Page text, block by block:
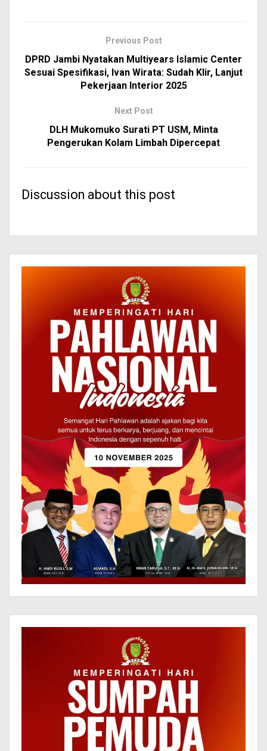
Previous Post
DPRD Jambi Nyatakan Multiyears Islamic Center
Sesuai Spesifikasi, Ivan Wirata: Sudah Klir, Lanjut
Pekerjaan Interior 2025
Next Post
DLH Mukomuko Surati PT USM, Minta
Pengerukan Kolam Limbah Dipercepat
Discussion about this post